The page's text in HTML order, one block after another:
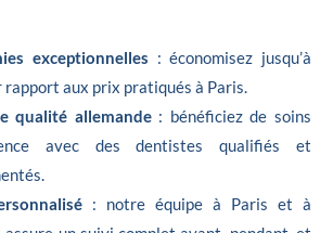
exceptionnelles : économisez jusqu’à
rapport aux prix pratiqués à Paris.
qualité allemande: bénéficiez de soins
avec des dentistes qualifiés et
: notre équipe à Paris et à